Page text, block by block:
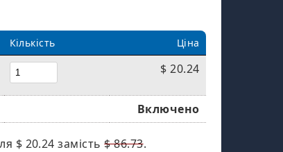
Кількість Ціна
$ 20.24
Включено
$ 20.24 замість$ 86.73.